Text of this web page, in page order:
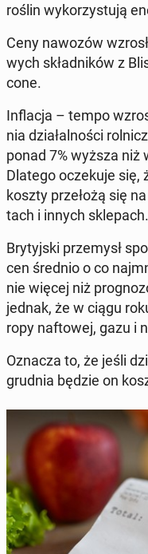
roślin wy­ko­rzy­stu­ją
Ceny nawozów
wych skład­ni­ków z
co­ne.
In­fla­cja – tempo
nia dzia­łal­no­ści
ponad 7% wyższa niż
Dlatego ocze­ku­je się,
koszty prze­ło­żą się
tach i innych skle­pach.
Bry­tyj­ski prze­mysł
cen średnio o co
nie więcej niż
jednak, że w ciągu
ropy naf­to­wej, gazu i
Oznacza to, że jeśli
grudnia będzie on